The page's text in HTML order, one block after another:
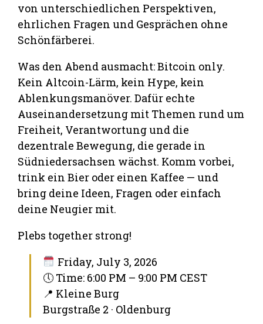
von unterschiedlichen Perspektiven,
ehrlichen Fragen und Gesprächen ohne
Schönfärberei.
Was den Abend ausmacht: Bitcoin only.
Kein Altcoin-Lärm, kein Hype, kein
Ablenkungsmanöver. Dafür echte
Auseinandersetzung mit Themen rund um
Freiheit, Verantwortung und die
dezentrale Bewegung, die gerade in
Südniedersachsen wächst. Komm vorbei,
trink ein Bier oder einen Kaffee — und
bring deine Ideen, Fragen oder einfach
deine Neugier mit.
Plebs together strong!
Friday, July 3, 2026
🕔 Time: 6:00 PM – 9:00 PM CEST
📍 Kleine Burg
Burgstraße 2 · Oldenburg